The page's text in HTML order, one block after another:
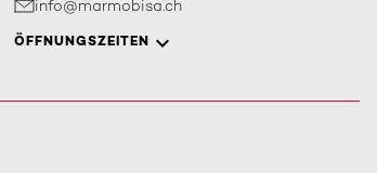
info@marmobisa.ch
ÖFFNUNGSZEITEN